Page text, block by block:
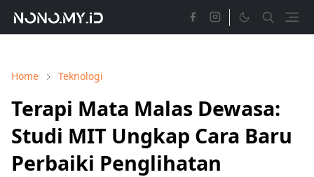
Home Teknologi
Terapi Mata Malas Dewasa:
Studi MIT Ungkap Cara Baru
Perbaiki Penglihatan